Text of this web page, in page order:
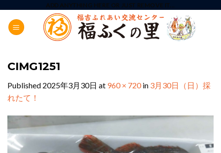
content
ADD ANYTHING HERE OR JUST REMOVE IT...
CIMG1251
Published 2025年3月30日 at 960 × 720in 3月30日（日）採
れたて！